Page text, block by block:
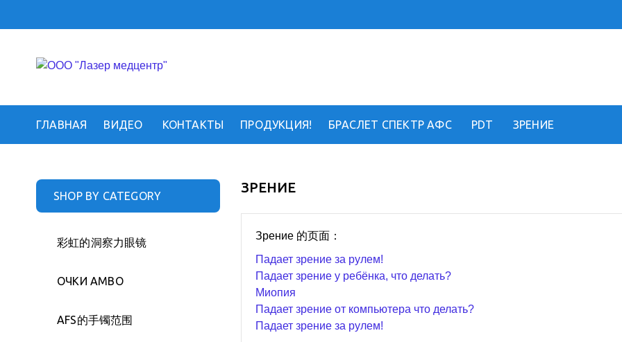
ГЛАВНАЯ ВИДЕО КОНТАКТЫ ПРОДУКЦИЯ! БРАСЛЕТ СПЕКТР АФС PDT ЗРЕНИЕ
SHOP BY CATEGORY
彩虹的洞察力眼镜
ОЧКИ АМВО
AFS的手镯范围
ЗРЕНИЕ
Зрение 的页面：
Падает зрение за рулем!
Падает зрение у ребёнка, что делать?
Миопия
Падает зрение от компьютера что делать?
Падает зрение за рулем!